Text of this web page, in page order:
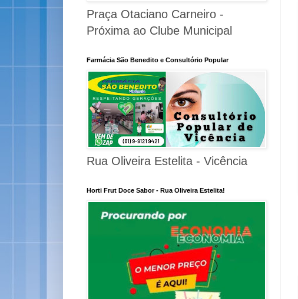
Praça Otaciano Carneiro -
Próxima ao Clube Municipal
Farmácia São Benedito e Consultório Popular
Rua Oliveira Estelita - Vicência
Horti Frut Doce Sabor - Rua Oliveira Estelita!